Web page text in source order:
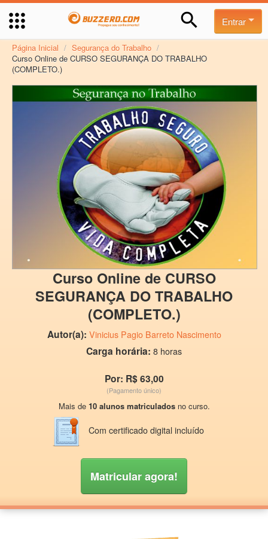
Entrar
Página Inicial / Segurança do Trabalho /
Curso Online de CURSO SEGURANÇA DO TRABALHO
(COMPLETO.)
Curso Online de CURSO
SEGURANÇA DO TRABALHO
(COMPLETO.)
Autor(a): Vinicius Pagio Barreto Nascimento
Carga horária: 8 horas
Por: R$ 63,00
(Pagamento único)
Mais de 10 alunos matriculadosno curso.
Com certificado digital incluído
Matricular agora!